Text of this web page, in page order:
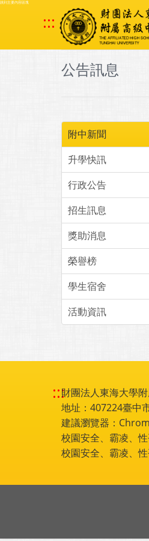
跳到主要內容區塊
:::
公告訊息
附中新聞
升學快訊
行政公告
招生訊息
獎助消息
榮譽榜
學生宿舍
活動資訊
:::財團法人東海大學
地址：407224臺中
建議瀏覽器：
校園安全、霸凌、
校園安全、霸凌、